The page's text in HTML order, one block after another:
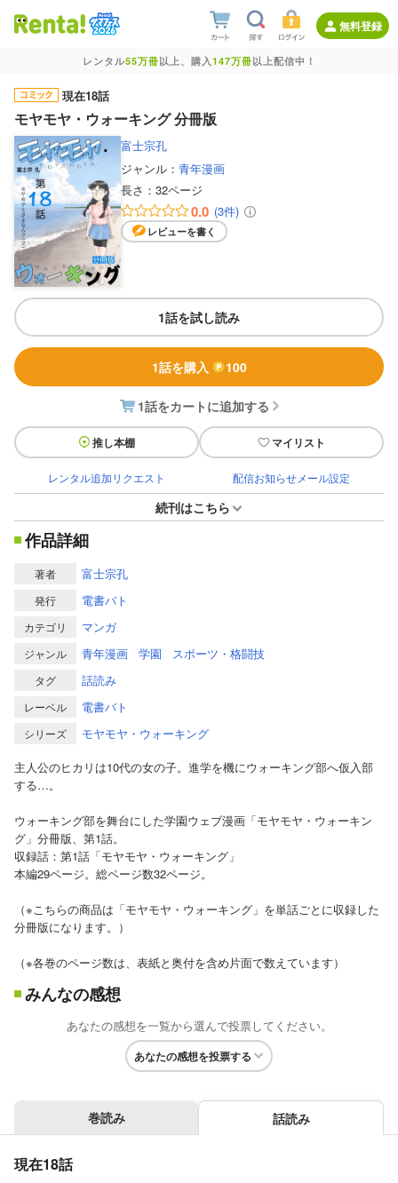
無料登録
レンタル55万冊以上、購入147万冊以上配信中！
現在18話
モヤモヤ・ウォーキング 分冊版
富士宗孔
ジャンル： 青年漫画
長さ： 32ページ
0.0 (3件)
レビューを書く
1話を試し読み
1話を購入 100
1話をカートに追加する
推し本棚 マイリスト
レンタル追加リクエスト 配信お知らせメール設定
続刊はこちら
作品詳細
著者 富士宗孔
発行 電書バト
カテゴリ マンガ
ジャンル 青年漫画 学園 スポーツ・格闘技
タグ 話読み
レーベル 電書バト
シリーズ
モヤモヤ・ウォーキング
主人公のヒカリは10代の女の子。進学を機にウォーキング部へ仮入部
する…。
ウォーキング部を舞台にした学園ウェブ漫画「モヤモヤ・ウォーキン
グ」分冊版、第1話。
収録話：第1話「モヤモヤ・ウォーキング」
本編29ページ。総ページ数32ページ。
（※こちらの商品は「モヤモヤ・ウォーキング」を単話ごとに収録した
分冊版になります。）
（※各巻のページ数は、表紙と奥付を含め片面で数えています）
みんなの感想
あなたの感想を一覧から選んで投票してください。
あなたの感想を投票する
巻読み 話読み
現在18話